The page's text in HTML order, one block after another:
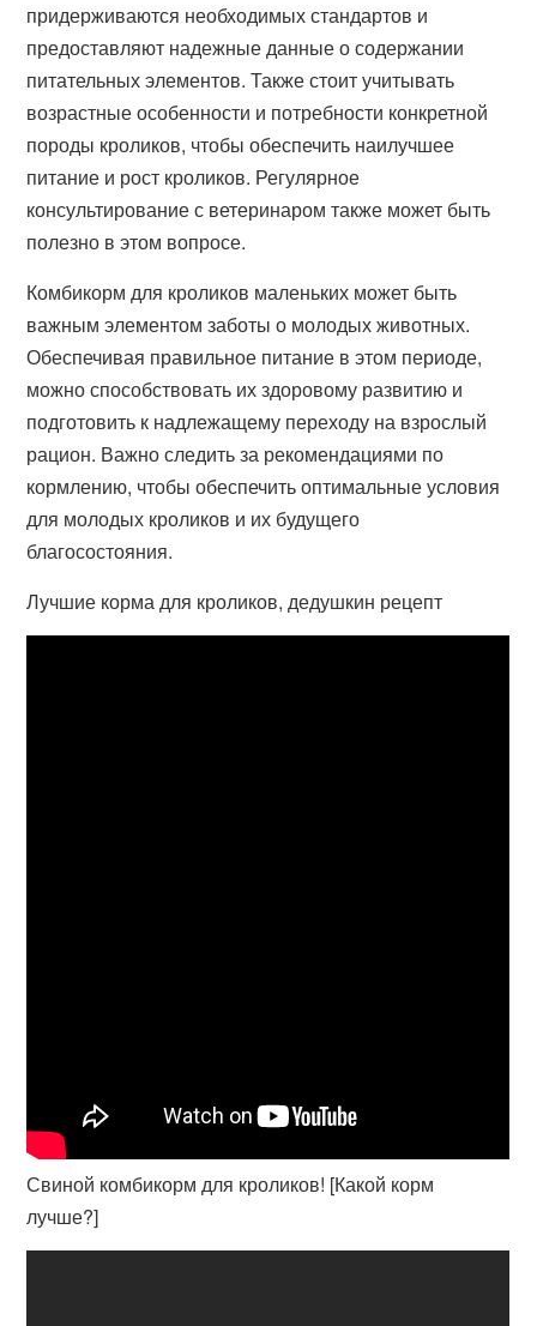
придерживаются необходимых стандартов и
предоставляют надежные данные о содержании
питательных элементов. Также стоит учитывать
возрастные особенности и потребности конкретной
породы кроликов, чтобы обеспечить наилучшее
питание и рост кроликов. Регулярное
консультирование с ветеринаром также может быть
полезно в этом вопросе.
Комбикорм для кроликов маленьких может быть
важным элементом заботы о молодых животных.
Обеспечивая правильное питание в этом периоде,
можно способствовать их здоровому развитию и
подготовить к надлежащему переходу на взрослый
рацион. Важно следить за рекомендациями по
кормлению, чтобы обеспечить оптимальные условия
для молодых кроликов и их будущего
благосостояния.
Лучшие корма для кроликов, дедушкин рецепт
Свиной комбикорм для кроликов! [Какой корм
лучше?]